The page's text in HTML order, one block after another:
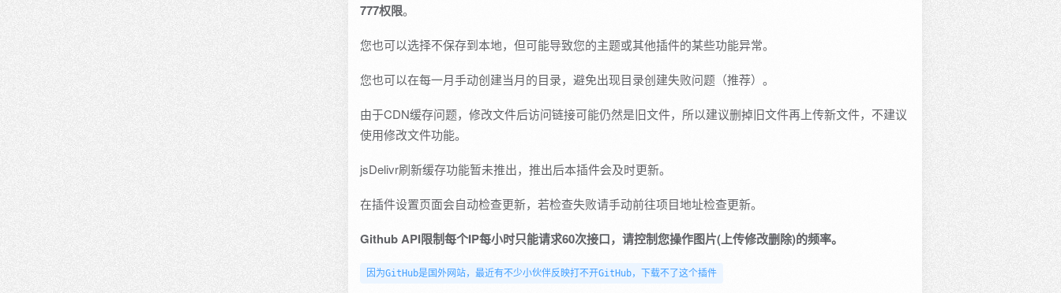
777权限。
您也可以选择不保存到本地，但可能导致您的主题或其他插件的某些功能异常。
您也可以在每一月手动创建当月的目录，避免出现目录创建失败问题（推荐）。
由于CDN缓存问题，修改文件后访问链接可能仍然是旧文件，所以建议删掉旧文件再上传新文件，不建议
使用修改文件功能。
jsDelivr刷新缓存功能暂未推出，推出后本插件会及时更新。
在插件设置页面会自动检查更新，若检查失败请手动前往项目地址检查更新。
Github API限制每个IP每小时只能请求60次接口，请控制您操作图片(上传修改删除)的频率。
因为GitHub是国外网站，最近有不少小伙伴反映打不开GitHub，下载不了这个插件